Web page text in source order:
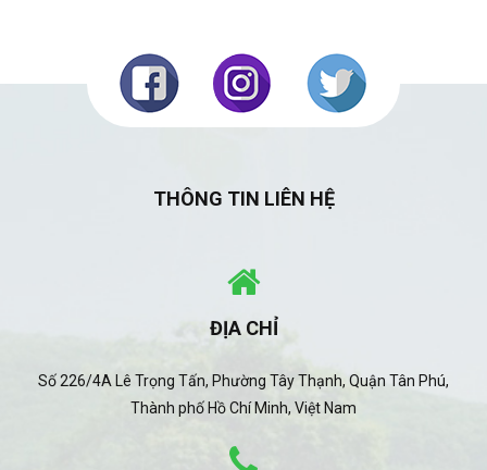
THÔNG TIN LIÊN HỆ
ĐỊA CHỈ
Số 226/4A Lê Trọng Tấn, Phường Tây Thạnh, Quận Tân Phú,
Thành phố Hồ Chí Minh, Việt Nam